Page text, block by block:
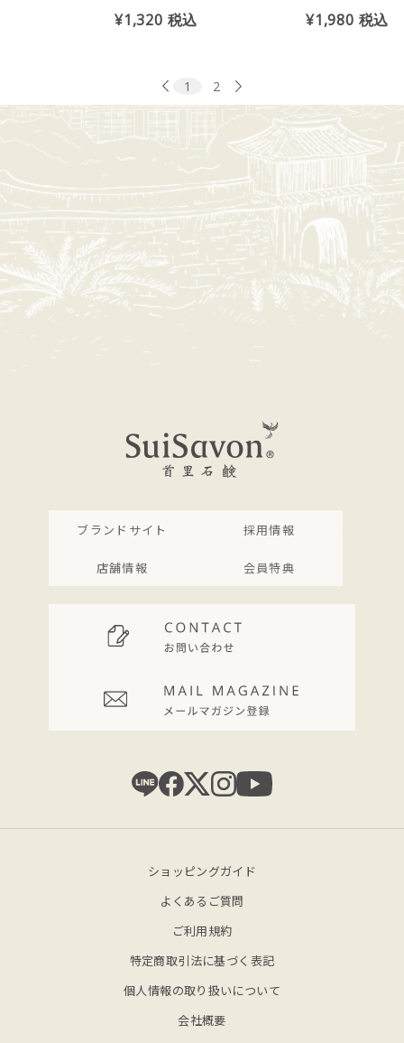
¥1,320 税込 ¥1,980 税込
1 2
ブランドサイト 採用情報
店舗情報 会員特典
ショッピングガイド
よくあるご質問
ご利用規約
特定商取引法に基づく表記
個人情報の取り扱いについて
会社概要